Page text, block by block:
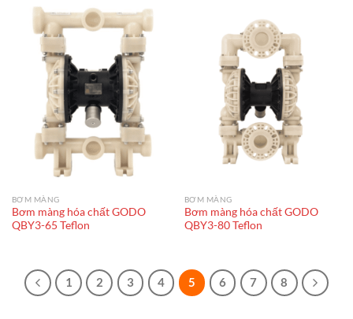
BƠM MÀNG
Bơm màng hóa chất GODO
QBY3-65 Teflon
BƠM MÀNG
Bơm màng hóa chất GODO
QBY3-80 Teflon
1 2 3 4 5 6 7 8